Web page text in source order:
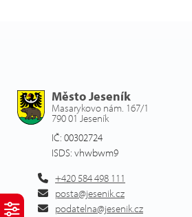
Město Jeseník
Masarykovo nám. 167/1
790 01 Jeseník
IČ: 00302724
ISDS: vhwbwm9
+420 584 498 111
posta@jesenik.cz
podatelna@jesenik.cz